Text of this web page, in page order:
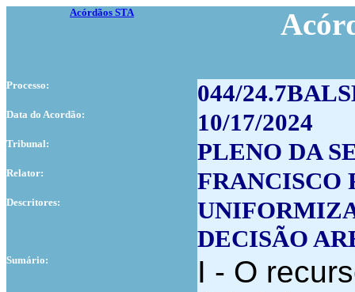
Acórdãos STA
Processo: 044/
Data do Acordão: 10/17/2024
Tribunal: PLENO DA
Relator: FRANCISCO
Descritores:
DECISÃO
Sumário:
I - O